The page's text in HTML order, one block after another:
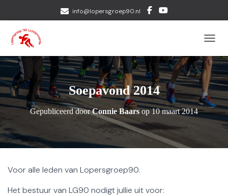
info@lopersgroep90.nl
Soepavond 2014
Gepubliceerd doorConnie Baars op10 maart 2014
Voor alle leden van Lopersgroep90.
Het bestuur van LG90 nodigt jullie uit voor: